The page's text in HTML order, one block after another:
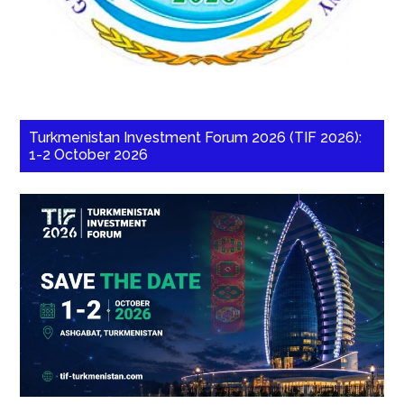
Turkmenistan Investment Forum 2026 (TIF 2026):
1-2 October 2026